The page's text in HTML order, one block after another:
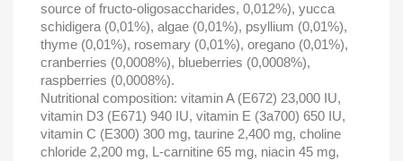
source of fructo-oligosaccharides, 0,012%), yucca
schidigera (0,01%), algae (0,01%), psyllium (0,01%),
thyme (0,01%), rosemary (0,01%), oregano (0,01%),
cranberries (0,0008%), blueberries (0,0008%),
raspberries (0,0008%).
Nutritional composition: vitamin A (E672) 23,000 IU,
vitamin D3 (E671) 940 IU, vitamin E (3a700) 650 IU,
vitamin C (E300) 300 mg, taurine 2,400 mg, choline
chloride 2,200 mg, L-carnitine 65 mg, niacin 45 mg,